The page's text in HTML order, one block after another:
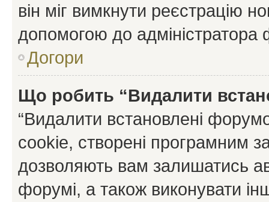
він міг вимкнути реєстрацію
допомогою до адміністратора
Догори
Що робить “Видалити
“Видалити встановлені
cookie, створені програмним
дозволяють вам залишатись
форумі, а також виконувати